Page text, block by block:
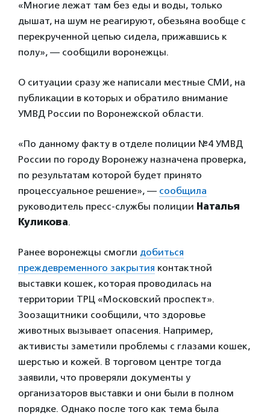
«Многие лежат там без еды и воды, только
дышат, на шум не реагируют, обезьяна вообще с
перекрученной цепью сидела, прижавшись к
полу», — сообщили воронежцы.
О ситуации сразу же написали местные СМИ, на
публикации в которых и обратило внимание
УМВД России по Воронежской области.
«По данному факту в отделе полиции №4 УМВД
России по городу Воронежу назначена проверка,
по результатам которой будет принято
процессуальное решение», — сообщила
руководитель пресс-службы полиции Наталья
Куликова.
Ранее воронежцы смогли добиться
преждевременного закрытия контактной
выставки кошек, которая проводилась на
территории ТРЦ «Московский проспект».
Зоозащитники сообщили, что здоровье
животных вызывает опасения. Например,
активисты заметили проблемы с глазами кошек,
шерстью и кожей. В торговом центре тогда
заявили, что проверяли документы у
организаторов выставки и они были в полном
порядке. Однако после того как тема была